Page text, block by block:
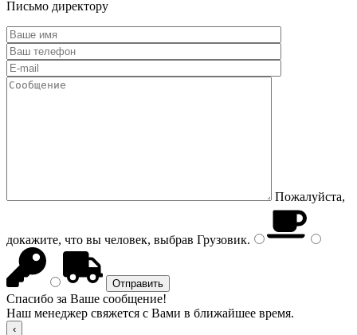
Письмо директору
Пожалуйста,
докажите, что вы человек, выбрав Грузовик.
Спасибо за Ваше сообщение!
Наш менеджер свяжется с Вами в ближайшее время.